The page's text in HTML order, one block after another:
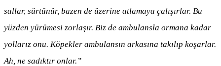
sallar, sürtünür, bazen de üzerine atlamaya çalışırlar. Bu
yüzden yürümesi zorlaşır. Biz de ambulansla ormana kadar
yollarız onu. Köpekler ambulansın arkasına takılıp koşarlar.
Ah, ne sadıktır onlar.”